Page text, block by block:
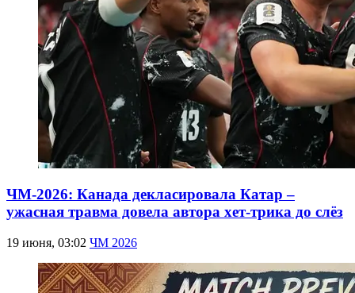
ЧМ-2026: Канада декласировала Катар –
ужасная травма довела автора хет-трика до слёз
19 июня, 03:02 ЧМ 2026